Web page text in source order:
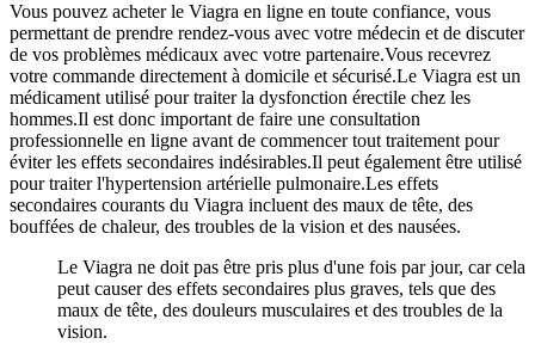
Vous pouvez acheter le Viagra en ligne en toute confiance, vous
permettant de prendre rendez-vous avec votre médecin et de discuter
de vos problèmes médicaux avec votre partenaire.Vous recevrez
votre commande directement à domicile et sécurisé.Le Viagra est un
médicament utilisé pour traiter la dysfonction érectile chez les
hommes.Il est donc important de faire une consultation
professionnelle en ligne avant de commencer tout traitement pour
éviter les effets secondaires indésirables.Il peut également être utilisé
pour traiter l'hypertension artérielle pulmonaire.Les effets
secondaires courants du Viagra incluent des maux de tête, des
bouffées de chaleur, des troubles de la vision et des nausées.
Le Viagra ne doit pas être pris plus d'une fois par jour, car cela
peut causer des effets secondaires plus graves, tels que des
maux de tête, des douleurs musculaires et des troubles de la
vision.